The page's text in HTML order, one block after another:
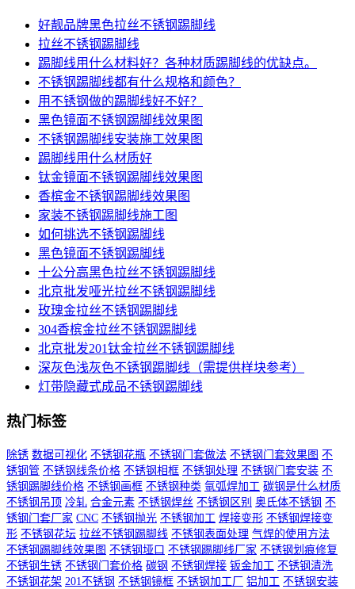
好靓品牌黑色拉丝不锈钢踢脚线
拉丝不锈钢踢脚线
踢脚线用什么材料好？各种材质踢脚线的优缺点。
不锈钢踢脚线都有什么规格和颜色？
用不锈钢做的踢脚线好不好？
黑色镜面不锈钢踢脚线效果图
不锈钢踢脚线安装施工效果图
踢脚线用什么材质好
钛金镜面不锈钢踢脚线效果图
香槟金不锈钢踢脚线效果图
家装不锈钢踢脚线施工图
如何挑选不锈钢踢脚线
黑色镜面不锈钢踢脚线
十公分高黑色拉丝不锈钢踢脚线
北京批发哑光拉丝不锈钢踢脚线
玫瑰金拉丝不锈钢踢脚线
304香槟金拉丝不锈钢踢脚线
北京批发201钛金拉丝不锈钢踢脚线
深灰色浅灰色不锈钢踢脚线（需提供样块参考）
灯带隐藏式成品不锈钢踢脚线
热门标签
除锈 数据可视化 不锈钢花瓶 不锈钢门套做法 不锈钢门套效果图 不
锈钢管 不锈钢线条价格 不锈钢相框 不锈钢处理 不锈钢门套安装 不
锈钢踢脚线价格 不锈钢画框 不锈钢种类 氩弧焊加工 碳钢是什么材质
不锈钢吊顶 冷轧 合金元素 不锈钢焊丝 不锈钢区别 奥氏体不锈钢 不
锈钢门套厂家 CNC 不锈钢抛光 不锈钢加工 焊接变形 不锈钢焊接变
形 不锈钢花坛 拉丝不锈钢踢脚线 不锈钢表面处理 气焊的使用方法
不锈钢踢脚线效果图 不锈钢垭口 不锈钢踢脚线厂家 不锈钢划痕修复
不锈钢生锈 不锈钢门套价格 碳钢 不锈钢焊接 钣金加工 不锈钢清洗
不锈钢花架 201不锈钢 不锈钢镜框 不锈钢加工厂 铝加工 不锈钢安装